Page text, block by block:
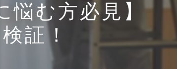
悩む方必見】
証！